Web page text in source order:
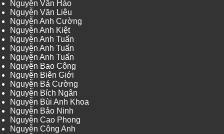
Nguyễn Văn Hào
Nguyễn Văn Liêu
Nguyễn Anh Cường
Nguyễn Anh Kiệt
Nguyễn Anh Tuấn
Nguyễn Anh Tuấn
Nguyễn Anh Tuấn
Nguyễn Bao Công
Nguyễn Biên Giới
Nguyễn Bá Cường
Nguyễn Bích Ngân
Nguyễn Bùi Anh Khoa
Nguyễn Bảo Ninh
Nguyễn Cao Phong
Nguyễn Công Anh